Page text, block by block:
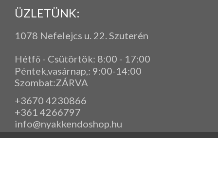
ÜZLETÜNK:
1078 Nefelejcs u. 22. Szuterén
Hétfő - Csütörtök: 8:00 - 17:00
Péntek,vasárnap, : 9:00-14:00
Szombat:ZÁRVA
+3670 4230866
+361 4266797
info@nyakkendoshop.hu